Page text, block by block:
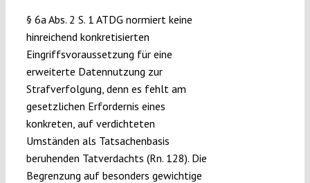
§ 6a Abs. 2 S. 1 ATDG normiert keine
hinreichend konkretisierten
Eingriffsvoraussetzung für eine
erweiterte Datennutzung zur
Strafverfolgung, denn es fehlt am
gesetzlichen Erfordernis eines
konkreten, auf verdichteten
Umständen als Tatsachenbasis
beruhenden Tatverdachts (Rn. 128). Die
Begrenzung auf besonders gewichtige